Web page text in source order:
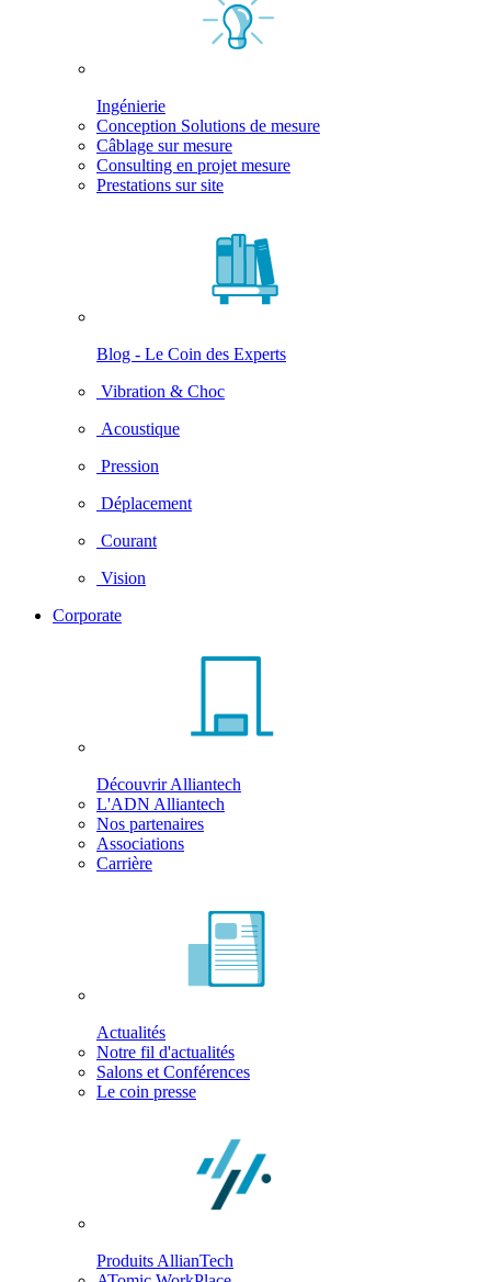
Ingénierie
Conception Solutions de mesure
Câblage sur mesure
Consulting en projet mesure
Prestations sur site
Blog - Le Coin des Experts
Vibration & Choc
Acoustique
Pression
Déplacement
Courant
Vision
Corporate
Découvrir Alliantech
L'ADN Alliantech
Nos partenaires
Associations
Carrière
Actualités
Notre fil d'actualités
Salons et Conférences
Le coin presse
Produits AllianTech